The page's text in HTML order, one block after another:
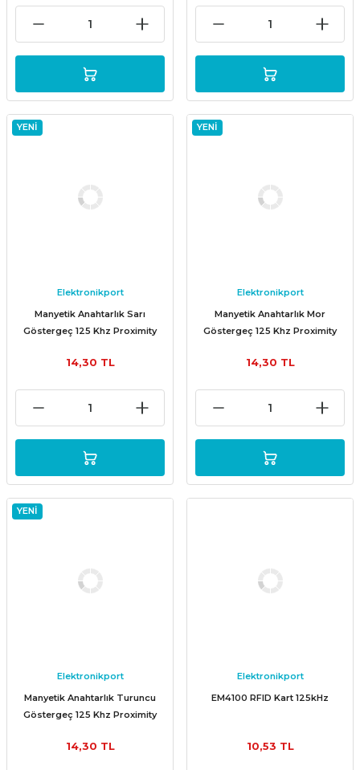
YENİ
Elektronikport
Manyetik Anahtarlık Sarı
Göstergeç 125 Khz Proximity
14,30 TL
YENİ
Elektronikport
Manyetik Anahtarlık Mor
Göstergeç 125 Khz Proximity
14,30 TL
YENİ
Elektronikport
Manyetik Anahtarlık Turuncu
Göstergeç 125 Khz Proximity
14,30 TL
Elektronikport
EM4100 RFID Kart 125kHz
10,53 TL